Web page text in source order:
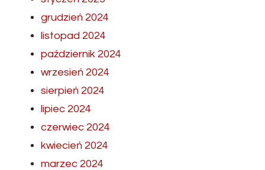
grudzień 2024
listopad 2024
październik 2024
wrzesień 2024
sierpień 2024
lipiec 2024
czerwiec 2024
kwiecień 2024
marzec 2024